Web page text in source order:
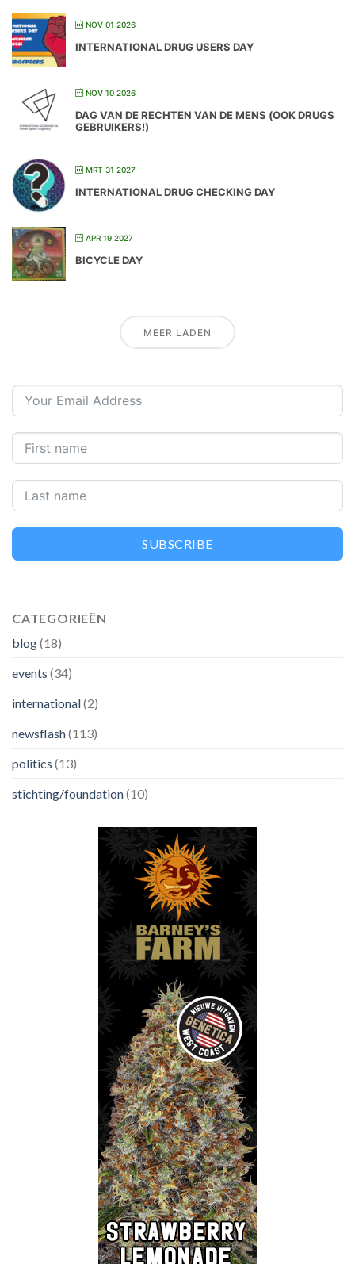
NOV 01 2026
INTERNATIONAL DRUG USERS DAY
NOV 10 2026
DAG VAN DE RECHTEN VAN DE MENS (OOK DRUGS
GEBRUIKERS!)
MRT 31 2027
INTERNATIONAL DRUG CHECKING DAY
APR 19 2027
BICYCLE DAY
MEER LADEN
SUBSCRIBE
CATEGORIEËN
blog(18)
events (34)
international(2)
newsflash(113)
politics (13)
stichting/foundation(10)